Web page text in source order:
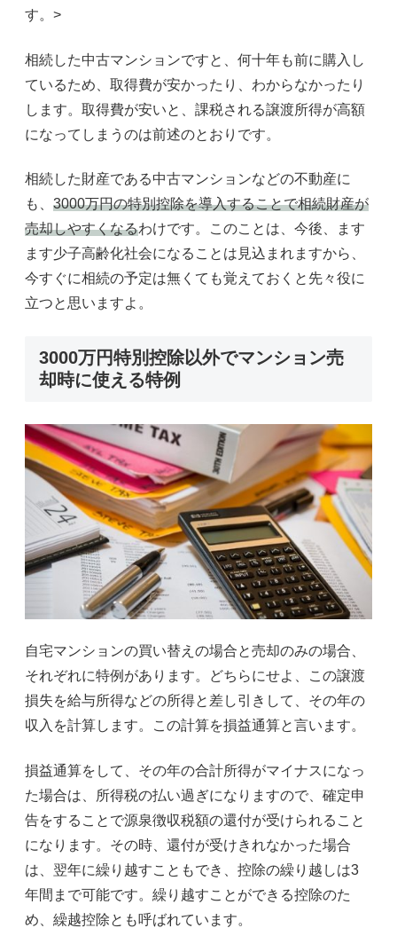
す。>
相続した中古マンションですと、何十年も前に購入し
ているため、取得費が安かったり、わからなかったり
します。取得費が安いと、課税される譲渡所得が高額
になってしまうのは前述のとおりです。
相続した財産である中古マンションなどの不動産に
も、 3000万円の特別控除を導入することで相続財産が
売却しやすくなるわけです。このことは、今後、ます
ます少子高齢化社会になることは見込まれますから、
今すぐに相続の予定は無くても覚えておくと先々役に
立つと思いますよ。
3000万円特別控除以外でマンション売
却時に使える特例
自宅マンションの買い替えの場合と売却のみの場合、
それぞれに特例があります。どちらにせよ、この譲渡
損失を給与所得などの所得と差し引きして、その年の
収入を計算します。この計算を損益通算と言います。
損益通算をして、その年の合計所得がマイナスになっ
た場合は、所得税の払い過ぎになりますので、確定申
告をすることで源泉徴収税額の還付が受けられること
になります。その時、還付が受けきれなかった場合
は、翌年に繰り越すこともでき、控除の繰り越しは3
年間まで可能です。繰り越すことができる控除のた
め、繰越控除とも呼ばれています。